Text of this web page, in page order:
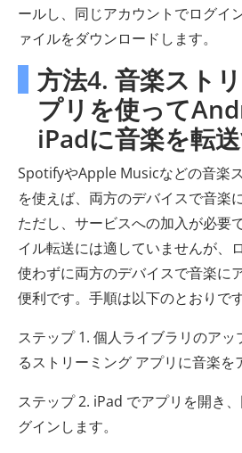
ールし、同じアカウントでログイ
ァイルをダウンロードします。
方法4. 音楽スト
プリを使って
iPadに音楽を転
SpotifyやApple Musicなどの音楽
を使えば、両方のデバイスで音楽
ただし、サービスへの加入が必要
イル転送には適していませんが、
使わずに両方のデバイスで音楽に
便利です。手順は以下のとおりです
ステップ 1. 個人ライブラリのア
るストリーミング アプリに音楽を
ステップ 2. iPad でアプリを開き
グインします。